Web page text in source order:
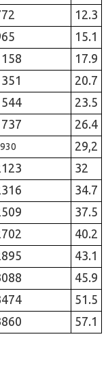
12.3
15.1
17.9
20.7
23.5
26.4
29,2
32
34.7
37.5
40.2
43.1
45.9
51.5
57.1